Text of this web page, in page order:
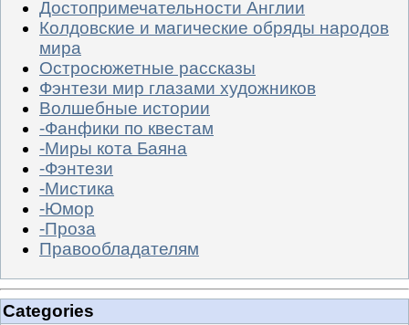
Достопримечательности Англии
Колдовские и магические обряды народов
мира
Остросюжетные рассказы
Фэнтези мир глазами художников
Волшебные истории
-Фанфики по квестам
-Миры кота Баяна
-Фэнтези
-Мистика
-Юмор
-Проза
Правообладателям
Categories